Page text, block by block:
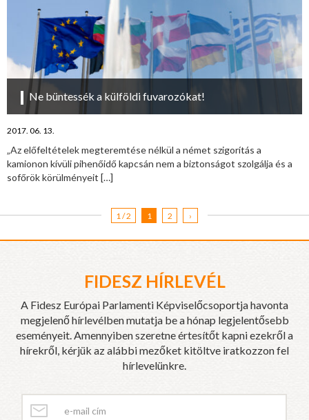
Ne büntessék a külföldi fuvarozókat!
2017. 06. 13.
„Az előfeltételek megteremtése nélkül a német szigorítás a
kamionon kívüli pihenőidő kapcsán nem a biztonságot szolgálja és a
sofőrök körülményeit […]
1 / 2 1 2 ›
FIDESZ HÍRLEVÉL
A Fidesz Európai Parlamenti Képviselőcsoportja havonta
megjelenő hírlevélben mutatja be a hónap legjelentősebb
eseményeit. Amennyiben szeretne értesítőt kapni ezekről a
hírekről, kérjük az alábbi mezőket kitöltve iratkozzon fel
hírlevelünkre.